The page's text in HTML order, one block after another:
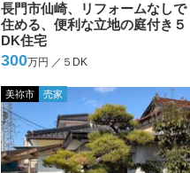
長門市仙崎、リフォームなしで
住める、便利な立地の庭付き５
DK住宅
300万円 ／５DK
美祢市 売家